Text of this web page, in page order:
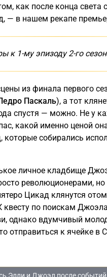
как после конца света
— в нашем рекапе
к 1-му эпизоду 2-го
из финала первого
Паскаль), а тот
спустя — можно. Не у
какой именно ценой
которые собирались
личное кладбище
революционерами,
Цикад клянутся
по поискам
однако вдумчивый
отправиться к ячейке в